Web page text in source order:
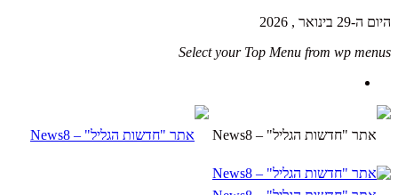
היום ה-29 בינואר , 2026
Select your Top Menu from wp menus